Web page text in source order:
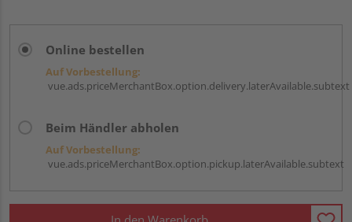
Online bestellen
Auf Vorbestellung:
vue.ads.priceMerchantBox.option.delivery.laterAvailable.subtext
Beim Händler abholen
Auf Vorbestellung:
vue.ads.priceMerchantBox.option.pickup.laterAvailable.subtext